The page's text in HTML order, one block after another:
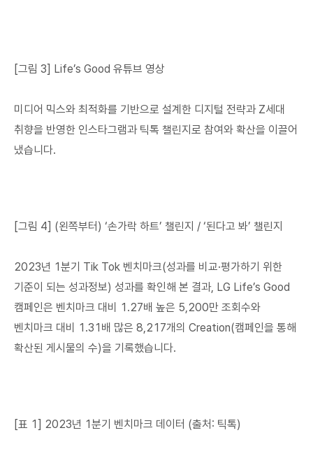
[그림 3] Life’s Good 유튜브 영상
미디어 믹스와 최적화를 기반으로 설계한 디지털 전략과 Z세대
취향을 반영한 인스타그램과 틱톡 챌린지로 참여와 확산을 이끌어
냈습니다.
[그림 4] (왼쪽부터) ‘손가락 하트’ 챌린지 / ‘된다고 봐’ 챌린지
2023년 1분기 Tik Tok 벤치마크(성과를 비교·평가하기 위한
기준이 되는 성과정보) 성과를 확인해 본 결과, LG Life’s Good
캠페인은 벤치마크 대비 1.27배 높은 5,200만 조회수와
벤치마크 대비 1.31배 많은 8,217개의 Creation(캠페인을 통해
확산된 게시물의 수)을 기록했습니다.
[표 1] 2023년 1분기 벤치마크 데이터 (출처: 틱톡)